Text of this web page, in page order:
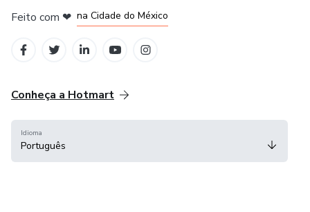
Feito com ❤ na Cidade do México
Conheça a Hotmart
Idioma
Português